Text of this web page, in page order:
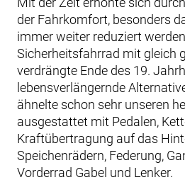
der Fahrkomfort, besonders
immer weiter reduziert
Sicherheitsfahrrad mit gleich
verdrängte Ende des 19.
lebensverlängernde
ähnelte schon sehr unseren
ausgestattet mit Pedalen,
Kraftübertragung auf das
Speichenrädern, Federung,
Vorderrad Gabel und Lenker.